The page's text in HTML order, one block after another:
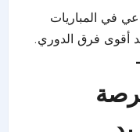
في المباريات
أقوى فرق الدوري.